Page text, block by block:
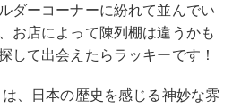
ダーコーナーに紛れて並んでい
お店によって陳列棚は違うかも
して出会えたらラッキーです！
は、日本の歴史を感じる神妙な雰